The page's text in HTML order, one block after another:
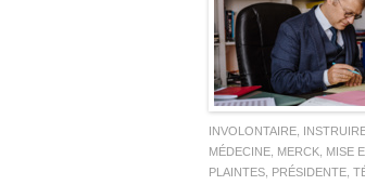
INVOLONTAIRE,
MÉDECINE, MERCK, MISE
PLAINTES, PRÉSIDENTE,